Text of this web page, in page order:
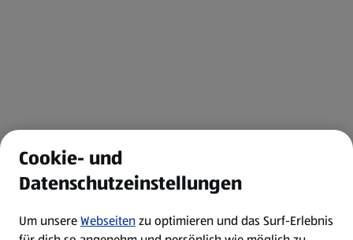
Cookie- und
Datenschutzeinstellungen
Um unsereWebseitenzu optimieren und das Surf-Erlebnis